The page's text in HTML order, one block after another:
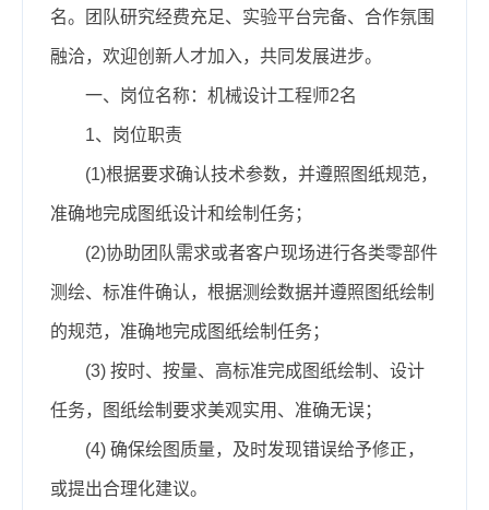
名。团队研究经费充足、实验平台完备、合作氛围
融洽，欢迎创新人才加入，共同发展进步。
一、岗位名称：机械设计工程师2名
1、岗位职责
(1)根据要求确认技术参数，并遵照图纸规范，
准确地完成图纸设计和绘制任务；
(2)协助团队需求或者客户现场进行各类零部件
测绘、标准件确认，根据测绘数据并遵照图纸绘制
的规范，准确地完成图纸绘制任务；
(3) 按时、按量、高标准完成图纸绘制、设计
任务，图纸绘制要求美观实用、准确无误；
(4) 确保绘图质量，及时发现错误给予修正，
或提出合理化建议。